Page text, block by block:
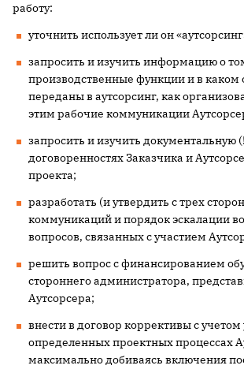
работу:
уточнить использует ли он
запросить и изучить информацию о
производственные функции и в каком
переданы в аутсорсинг, как
этим рабочие коммуникации
запросить и изучить
договоренностях Заказчика и
проекта;
разработать (и утвердить с трех
коммуникаций и порядок эскалации
вопросов, связанных с участием
решить вопрос с финансированием
стороннего администратора,
Аутсорсера;
внести в договор коррективы с учетом
определенных проектных процессах
максимально добиваясь включения